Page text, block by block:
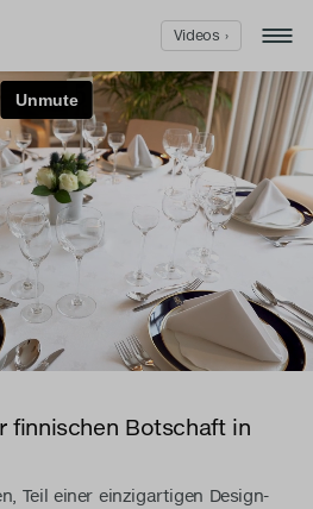
finnischen Botschaft in
Teil einer einzigartigen Design-
Videos ›